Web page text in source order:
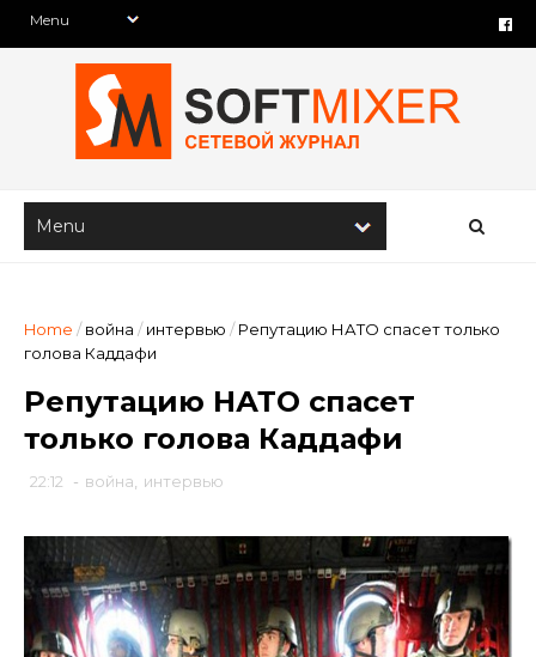
Home / война / интервью / Репутацию НАТО спасет только
голова Каддафи
Репутацию НАТО спасет
только голова Каддафи
22:12 - война интервью